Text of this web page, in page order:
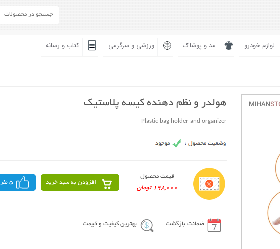
لوازم خودرو مد و پوشاک ورزشی و سرگرمی کتاب و رسانه
هولدر و نظم دهنده کیسه پلاستیک
Plastic bag holder and organizer
قیمت محصول
198,000 تومان
افزودن به سبد خرید 5 نفر
ضمانت بازگشت بهترین کیفیت و قیمت